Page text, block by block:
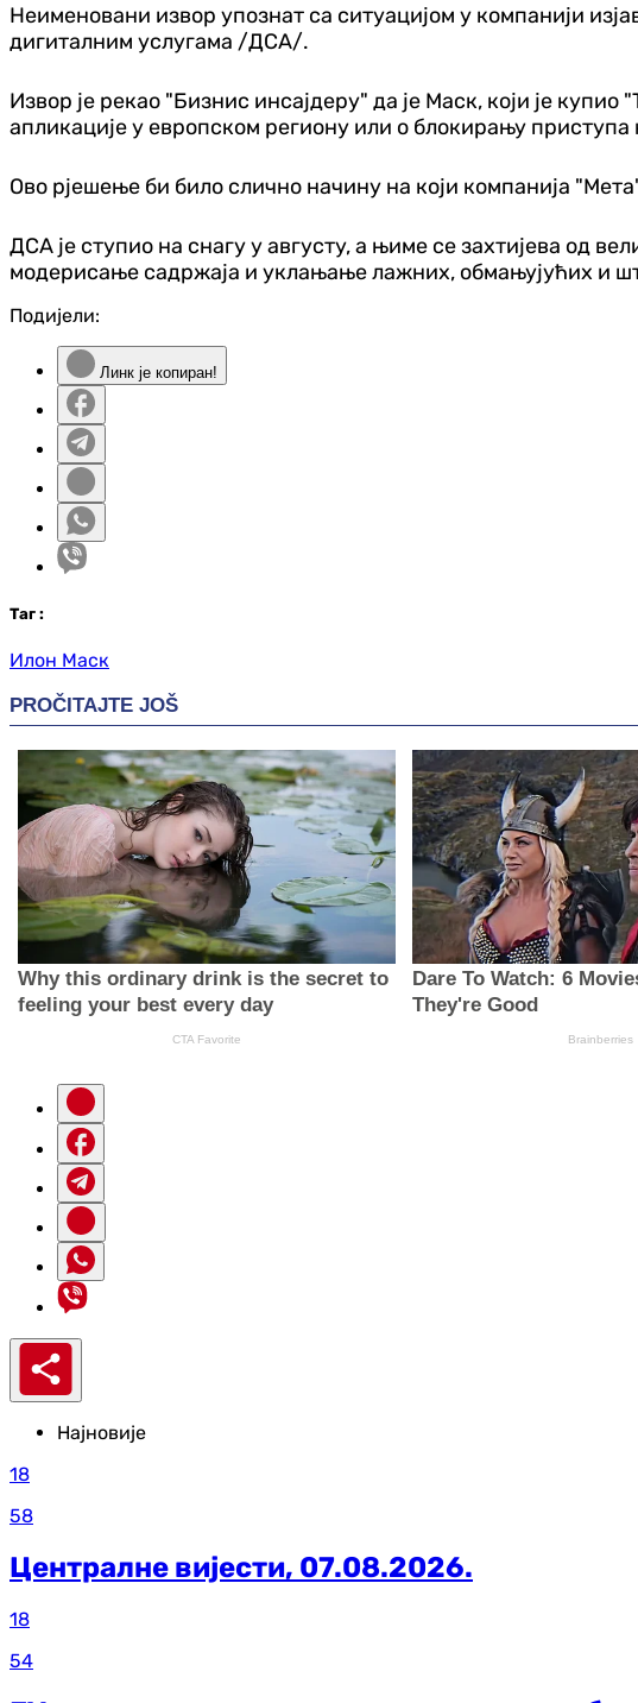
Неименовани извор упознат са ситуацијом у компанији
дигиталним услугама /ДСА/.
Извор је рекао "Бизнис инсајдеру" да је Маск, који је
апликације у европском региону или о блокирању
Ово рјешење би било слично начину на који компанија
ДСА је ступио на снагу у августу, а њиме се захтијева од
модерисање садржаја и уклањање лажних, обмањујућих и
Подијели:
Линк је копиран!
Таг :
Илон Маск
Најновије
18
58
Централне вијести, 07.08.2026.
18
54